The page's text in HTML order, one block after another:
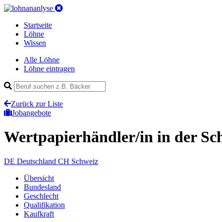
Startseite
Löhne
Wissen
Alle Löhne
Löhne eintragen
Zurück zur Liste
Jobangebote
Wertpapierhändler/in in der
DE Deutschland CH Schweiz
Übersicht
Bundesland
Geschlecht
Qualifikation
Kaufkraft